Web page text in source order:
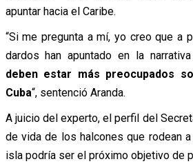
apuntar hacia el Caribe.
“Si me pregunta a mí, yo creo que a
dardos han apuntado en la
deben estar más preocupados
Cuba“, sentenció Aranda.
A juicio del experto, el perfil del
de vida de los halcones que rodean
isla podría ser el próximo objetivo de